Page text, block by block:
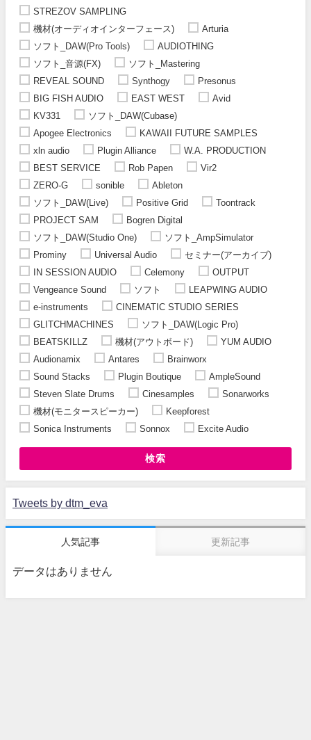
STREZOV SAMPLING
機材(オーディオインターフェース)
Arturia
ソフト_DAW(Pro Tools)
AUDIOTHING
ソフト_音源(FX)
ソフト_Mastering
REVEAL SOUND
Synthogy
Presonus
BIG FISH AUDIO
EAST WEST
Avid
KV331
ソフト_DAW(Cubase)
Apogee Electronics
KAWAII FUTURE SAMPLES
xln audio
Plugin Alliance
W.A. PRODUCTION
BEST SERVICE
Rob Papen
Vir2
ZERO-G
sonible
Ableton
ソフト_DAW(Live)
Positive Grid
Toontrack
PROJECT SAM
Bogren Digital
ソフト_DAW(Studio One)
ソフト_AmpSimulator
Prominy
Universal Audio
セミナー(アーカイブ)
IN SESSION AUDIO
Celemony
OUTPUT
Vengeance Sound
ソフト
LEAPWING AUDIO
e-instruments
CINEMATIC STUDIO SERIES
GLITCHMACHINES
ソフト_DAW(Logic Pro)
BEATSKILLZ
機材(アウトボード)
YUM AUDIO
Audionamix
Antares
Brainworx
Sound Stacks
Plugin Boutique
AmpleSound
Steven Slate Drums
Cinesamples
Sonarworks
機材(モニタースピーカー)
Keepforest
Sonica Instruments
Sonnox Excite Audio
検索
Tweets by dtm_eva
人気記事 更新記事
データはありません